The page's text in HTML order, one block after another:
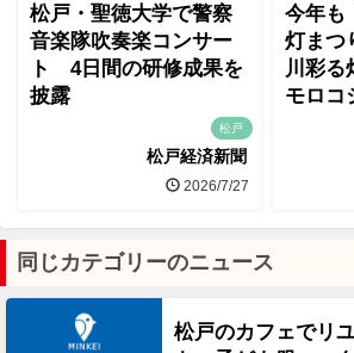
松戸・聖徳大学で警察
音楽隊吹奏楽コンサー
ト 4日間の研修成果を
披露
松戸
松戸経済新聞
2026/7/27
今年も
灯ま
川彩る
モロコ
同じカテゴリーのニュース
松戸のカフェでリ